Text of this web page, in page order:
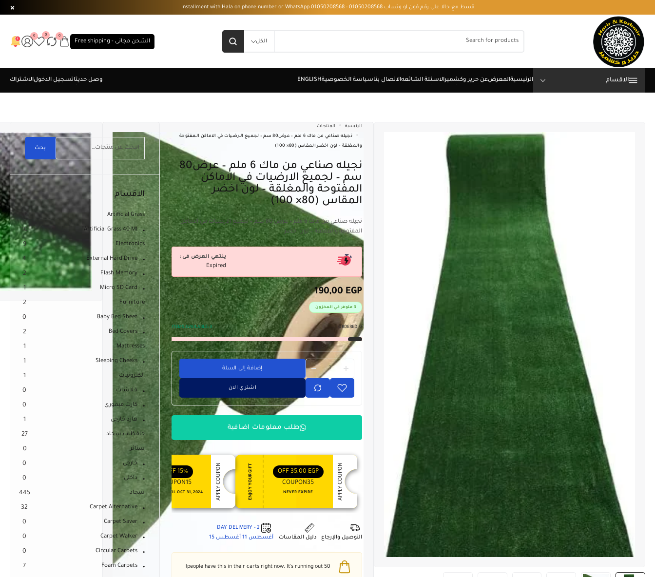
قسط مع حالا على رقم فون او وتساب 01050208568 - Installment with Hala on phone number or WhatsApp 01050208568
الكل الشحن مجانى - Free shipping
0
0
0
الاقسام
الرئيسية
المنتجات
نجيله صناعي من ماك 6 ملم – عرض80 سم – لجميع الارضيات في الاماكن المفتوحة
والمغلقة – لون اخضر المقاس (80× 100)
نجيله صناعي من ماك 6 ملم – عرض80
سم – لجميع الارضيات في الاماكن
المفتوحة والمغلقة – لون اخضر
المقاس (80× 100)
نجيله صناعي من ماك 6 ملم – عرض 80 سم – لجميع الارضيات في الاماكن
المفتوحة والمغلقة – لون اخضر
ينتهي العرض فى :
Expired
190,00 EGP
3 متوفر في المخزون
ORDERED:0
ITEMS AVAILABLE: 3
إضافة إلى السلة
اشتري الان
طلب معلومات اضافية
ENJOY YOUR GIFT 35,00 EGP
OFF
COUPON35
NEVER EXPIRE APPLY COUPON
ENJOY YOUR GIFT 15%
OFF
COUPON15
VALID UNTIL OCT 31, 2024 APPLY COUPON
التوصيل والإرجاع دليل المقاسات
2 - DAY DELIVERY
أغسطس 11
أغسطس 15
50
بحث
الاقسام
Artificial Grass
Artificial Grass 40 Ml
10
Electronics
9
External Hard Drive
4
Flash Memory
2
Micro SD Card
1
Furniture
2
Baby Bed Sheet
0
Bed Covers
2
Mattresses
1
Sleeping Cheeks
1
الكترونيات 1
فلاشات 0
كارت ميمورى 0
هارد خارجى 1
حافظات سجاد 27
ستائر 0
خارجى 0
داخلى 0
سجاد 445
Carpet Alternative
32
Carpet Saver
0
Carpet Walker
0
Circular Carpets
0
Foam Carpets
7